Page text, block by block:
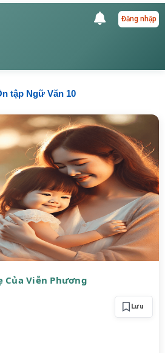
Đăng nhập
tập Ngữ Văn 10
Của Viễn Phương
Lưu